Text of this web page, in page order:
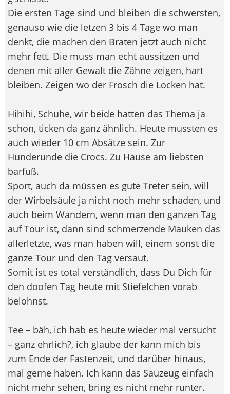
Die ersten Tage sind und bleiben die schwersten,
genauso wie die letzen 3 bis 4 Tage wo man
denkt, die machen den Braten jetzt auch nicht
mehr fett. Die muss man echt aussitzen und
denen mit aller Gewalt die Zähne zeigen, hart
bleiben. Zeigen wo der Frosch die Locken hat.
Hihihi, Schuhe, wir beide hatten das Thema ja
schon, ticken da ganz ähnlich. Heute mussten es
auch wieder 10 cm Absätze sein. Zur
Hunderunde die Crocs. Zu Hause am liebsten
barfuß.
Sport, auch da müssen es gute Treter sein, will
der Wirbelsäule ja nicht noch mehr schaden, und
auch beim Wandern, wenn man den ganzen Tag
auf Tour ist, dann sind schmerzende Mauken das
allerletzte, was man haben will, einem sonst die
ganze Tour und den Tag versaut.
Somit ist es total verständlich, dass Du Dich für
den doofen Tag heute mit Stiefelchen vorab
belohnst.
Tee – bäh, ich hab es heute wieder mal versucht
– ganz ehrlich?, ich glaube der kann mich bis
zum Ende der Fastenzeit, und darüber hinaus,
mal gerne haben. Ich kann das Sauzeug einfach
nicht mehr sehen, bring es nicht mehr runter.